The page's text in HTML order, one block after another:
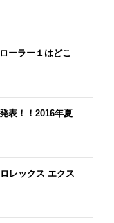
ーラー１はどこ
表！！2016年夏
レックス エクス